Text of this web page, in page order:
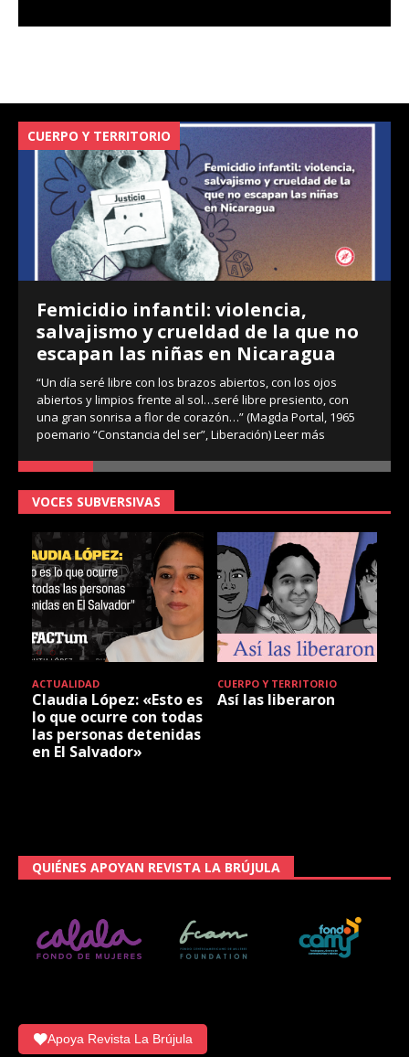
CUERPO Y TERRITORIO
Femicidio infantil: violencia,
salvajismo y crueldad de la que no
escapan las niñas en Nicaragua
“Un día seré libre con los brazos abiertos, con los ojos
abiertos y limpios frente al sol…seré libre presiento, con
una gran sonrisa a flor de corazón…” (Magda Portal, 1965
poemario “Constancia del ser”, Liberación)Leer más
VOCES SUBVERSIVAS
ACTUALIDAD
Claudia López: «Esto es
lo que ocurre con todas
las personas detenidas
en El Salvador»
CUERPO Y TERRITORIO
Así las liberaron
QUIÉNES APOYAN REVISTA LA BRÚJULA
Apoya Revista La Brújula